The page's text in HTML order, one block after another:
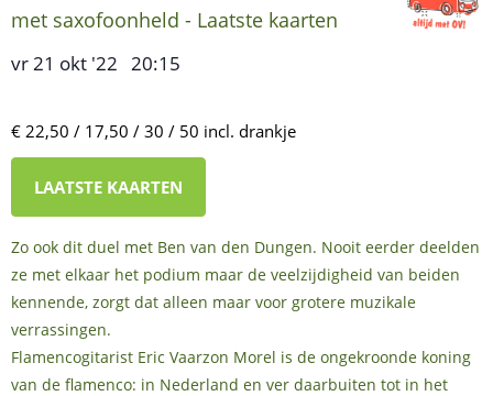
met saxofoonheld - Laatste kaarten
vr 21 okt '22 20:15
€ 22,50 / 17,50 / 30 / 50 incl. drankje
LAATSTE KAARTEN
Zo ook dit duel met Ben van den Dungen. Nooit eerder deelden
ze met elkaar het podium maar de veelzijdigheid van beiden
kennende, zorgt dat alleen maar voor grotere muzikale
verrassingen.
Flamencogitarist Eric Vaarzon Morel is de ongekroonde koning
van de flamenco: in Nederland en ver daarbuiten tot in het